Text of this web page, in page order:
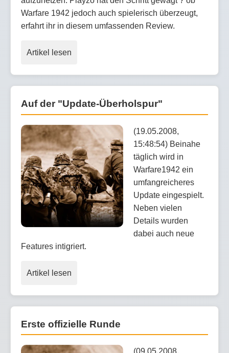
Warfare 1942 jedoch auch spielerisch überzeugt,
erfahrt ihr in diesem umfassenden Review.
Artikel lesen
Auf der "Update-Überholspur"
(19.05.2008,
15:48:54) Beinahe
täglich wird in
Warfare1942 ein
umfangreicheres
Update eingespielt.
Neben vielen
Details wurden
dabei auch neue
Features intigriert.
Artikel lesen
Erste offizielle Runde
(09.05.2008,